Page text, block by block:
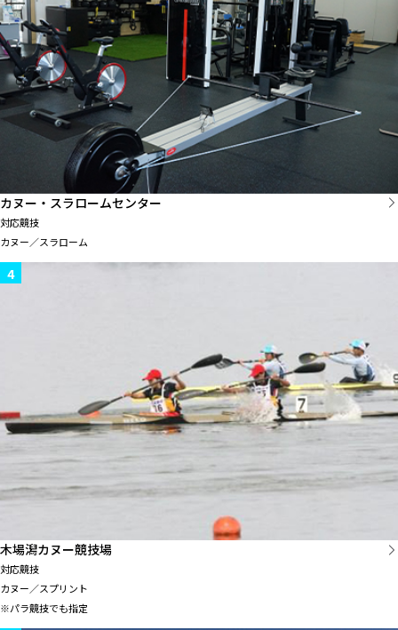
カヌー・スラロームセンター
対応競技
カヌー／スラローム
4
木場潟カヌー競技場
対応競技
カヌー／スプリント
※パラ競技でも指定